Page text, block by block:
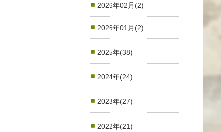
2026年02月(2)
2026年01月(2)
2025年(38)
2024年(24)
2023年(27)
2022年(21)